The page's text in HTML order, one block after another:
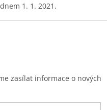
1. 1. 2021.
zasílat informace o nových